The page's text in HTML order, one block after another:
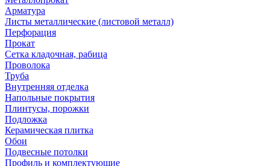
Арматура
Листы металлические (листовой металл)
Перфорация
Прокат
Сетка кладочная, рабица
Проволока
Труба
Внутренняя отделка
Напольные покрытия
Плинтусы, порожки
Подложка
Керамическая плитка
Обои
Подвесные потолки
Профиль и комплектующие